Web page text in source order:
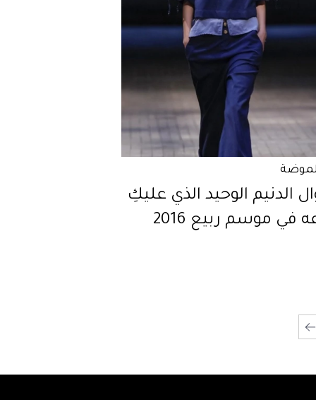
الدنيم الوحيد الذي عليكِ
في موسم ربيع 2016